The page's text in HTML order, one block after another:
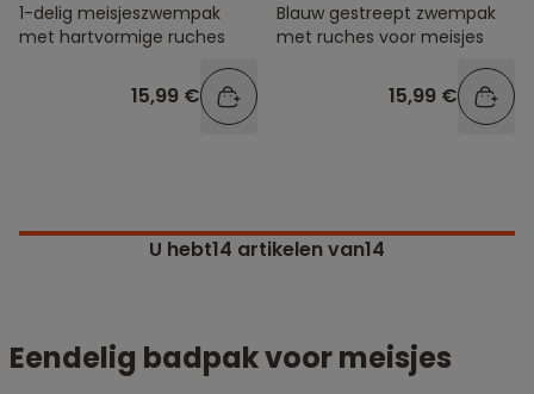
1-delig meisjeszwempak
met hartvormige ruches
15,99 €
Blauw gestreept zwempak
met ruches voor meisjes
15,99 €
U hebt14 artikelen van14
Eendelig badpak voor meisjes